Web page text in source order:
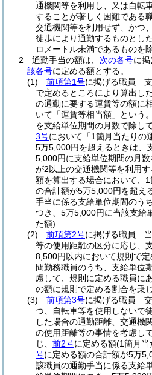
通機関等を利用し、又は自転
することが著しく困難である
交通機関等を利用せず、かつ
徒歩により通勤するものとし
ロメートル未満であるものを
2
通勤手当の額は、 次の各号に掲
該各号に定める額とする。
(1)
前項第1号に掲げる職員 支
で定めるところにより算出し
の通勤に要する運賃等の額に
いて「運賃等相当額」という
を支給単位期間の月数で除し
3号において「1箇月当たりの
5万5,000円を超えるときは、
5,000円に支給単位期間の月
が2以上の交通機関等を利用
額を算出する場合において、
の合計額が5万5,000円を超え
手当に係る支給単位期間のう
つき、5万5,000円に当該支給
た額)
(2)
前項第2号に掲げる職員
等の使用距離の区分に応じ、
8,500円以内において規則で
間勤務職員のうち、支給単位
慮して、規則に定める職員に
の額に規則で定める割合を乗
(3)
前項第3号に掲げる職員
つ、自転車等を使用しないで
した場合の通勤距離、交通機
の使用距離等の事情を考慮し
じ、 前2号に定める額(1箇月当
号に定める額の合計額が5万
該職員の通勤手当に係る支給